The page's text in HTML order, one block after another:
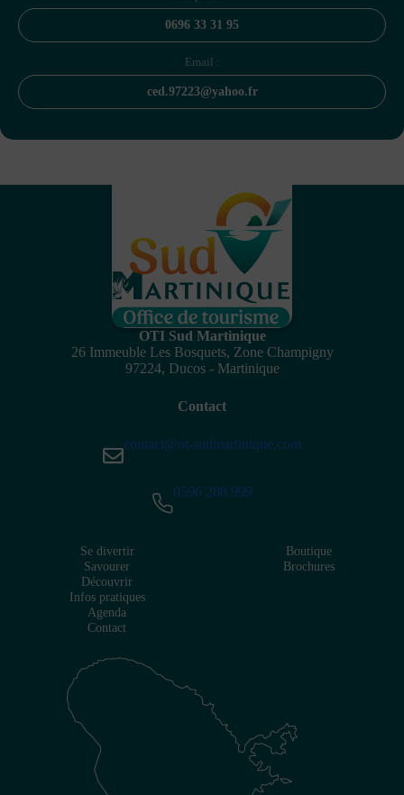
0696 33 31 95
Email :
ced.97223@yahoo.fr
OTI Sud Martinique
26 Immeuble Les Bosquets, Zone Champigny
97224, Ducos - Martinique
Contact
contact@ot-sudmartinique.com
0596 280 999
Se divertir
Savourer
Découvrir
Infos pratiques
Agenda
Contact
Boutique
Brochures